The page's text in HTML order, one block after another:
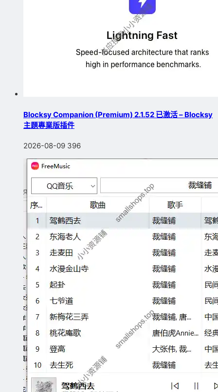
Blocksy Companion (Premium) 2.1.52 已激活 – Blocksy
主題專業版插件
2026-08-09 396